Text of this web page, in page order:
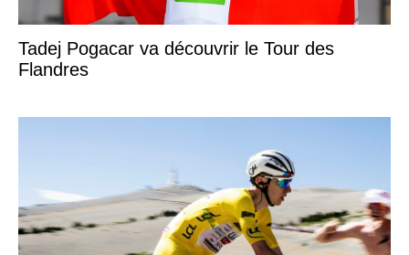
Tadej Pogacar va découvrir le Tour des
Flandres